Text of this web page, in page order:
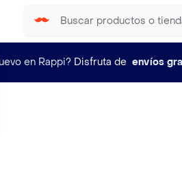
en Rappi? Disfruta de envíos